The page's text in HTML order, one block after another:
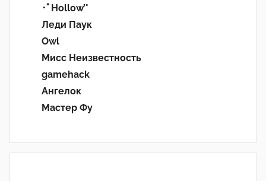
･ﾟHollow’°
Леди Паук
Owl
Мисс Неизвестность
gamehack
Ангелок
Мастер Фу